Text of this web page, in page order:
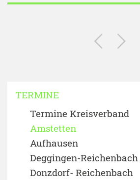
TERMINE
Termine Kreisverband
Amstetten
Aufhausen
Deggingen-Reichenbach
Donzdorf- Reichenbach